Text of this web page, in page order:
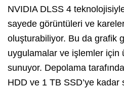
NVIDIA DLSS 4
sayede görüntüleri ve
oluşturabiliyor. Bu da grafik
uygulamalar ve işlemler için
sunuyor. Depolama
HDD ve 1 TB SSD’ye